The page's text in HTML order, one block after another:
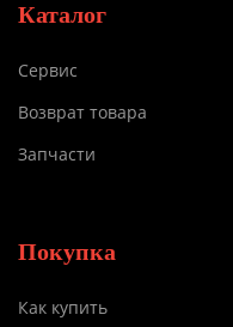
Каталог
Сервис
Возврат товара
Запчасти
Покупка
Как купить